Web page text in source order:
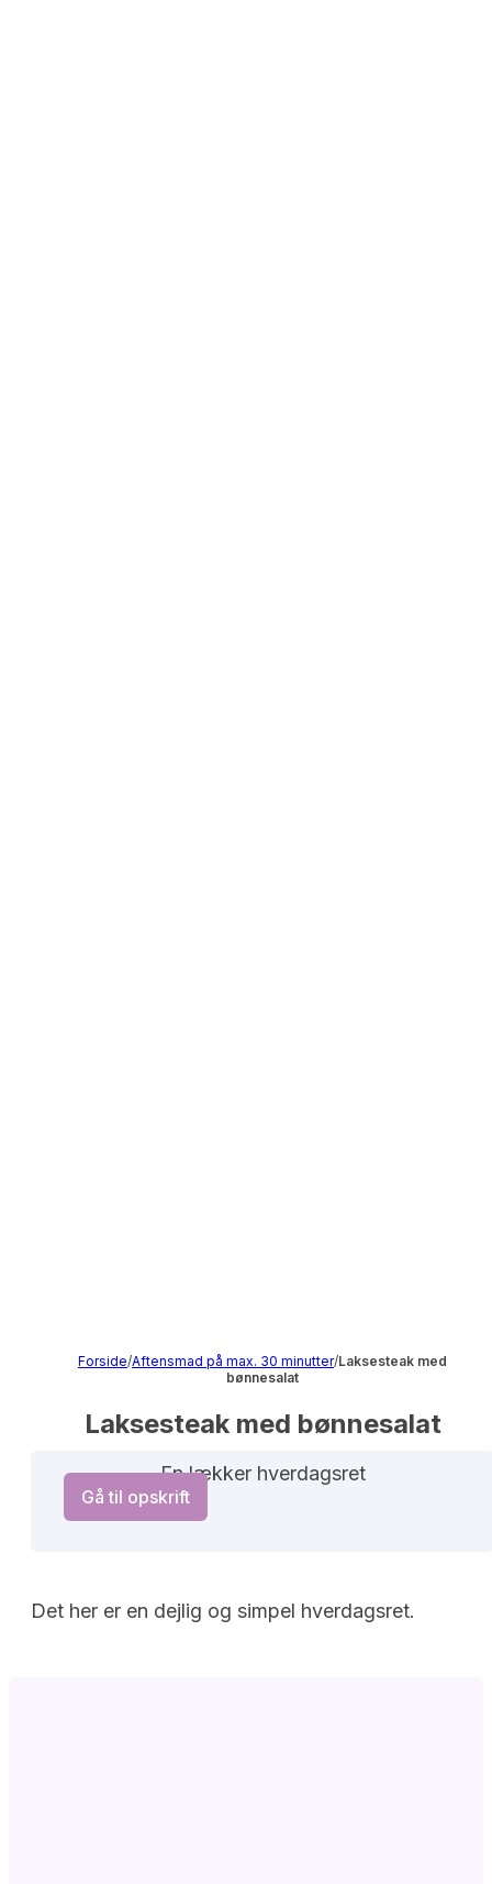
Forside/Aftensmad på max. 30 minutter/Laksesteak med
bønnesalat
Laksesteak med bønnesalat
En lækker hverdagsret
Gå til opskrift
Det her er en dejlig og simpel hverdagsret.